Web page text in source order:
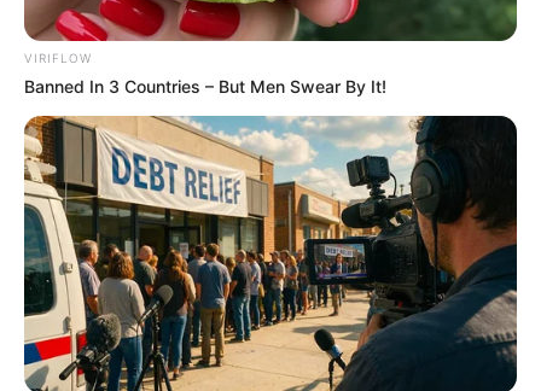
กองบรรณาธิการ
เนื้อหาที่ได้รับการโปรโมต
VIRIFLOW
Banned In 3 Countries – But Men Swear By It!